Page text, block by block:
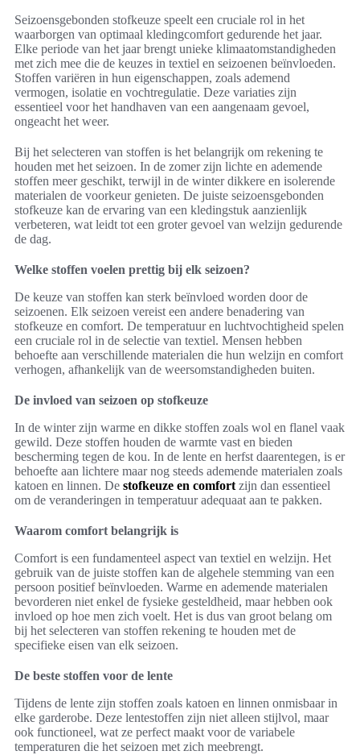
Seizoensgebonden stofkeuze speelt een cruciale rol in het
waarborgen van optimaal kledingcomfort gedurende het jaar.
Elke periode van het jaar brengt unieke klimaatomstandigheden
met zich mee die de keuzes in textiel en seizoenen beïnvloeden.
Stoffen variëren in hun eigenschappen, zoals ademend
vermogen, isolatie en vochtregulatie. Deze variaties zijn
essentieel voor het handhaven van een aangenaam gevoel,
ongeacht het weer.
Bij het selecteren van stoffen is het belangrijk om rekening te
houden met het seizoen. In de zomer zijn lichte en ademende
stoffen meer geschikt, terwijl in de winter dikkere en isolerende
materialen de voorkeur genieten. De juiste seizoensgebonden
stofkeuze kan de ervaring van een kledingstuk aanzienlijk
verbeteren, wat leidt tot een groter gevoel van welzijn gedurende
de dag.
Welke stoffen voelen prettig bij elk seizoen?
De keuze van stoffen kan sterk beïnvloed worden door de
seizoenen. Elk seizoen vereist een andere benadering van
stofkeuze en comfort. De temperatuur en luchtvochtigheid spelen
een cruciale rol in de selectie van textiel. Mensen hebben
behoefte aan verschillende materialen die hun welzijn en comfort
verhogen, afhankelijk van de weersomstandigheden buiten.
De invloed van seizoen op stofkeuze
In de winter zijn warme en dikke stoffen zoals wol en flanel vaak
gewild. Deze stoffen houden de warmte vast en bieden
bescherming tegen de kou. In de lente en herfst daarentegen, is er
behoefte aan lichtere maar nog steeds ademende materialen zoals
katoen en linnen. De stofkeuze en comfort zijn dan essentieel
om de veranderingen in temperatuur adequaat aan te pakken.
Waarom comfort belangrijk is
Comfort is een fundamenteel aspect van textiel en welzijn. Het
gebruik van de juiste stoffen kan de algehele stemming van een
persoon positief beïnvloeden. Warme en ademende materialen
bevorderen niet enkel de fysieke gesteldheid, maar hebben ook
invloed op hoe men zich voelt. Het is dus van groot belang om
bij het selecteren van stoffen rekening te houden met de
specifieke eisen van elk seizoen.
De beste stoffen voor de lente
Tijdens de lente zijn stoffen zoals katoen en linnen onmisbaar in
elke garderobe. Deze lentestoffen zijn niet alleen stijlvol, maar
ook functioneel, wat ze perfect maakt voor de variabele
temperaturen die het seizoen met zich meebrengt.